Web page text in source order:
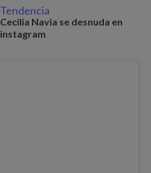
Tendencia
Cecilia Navia se desnuda en
instagram